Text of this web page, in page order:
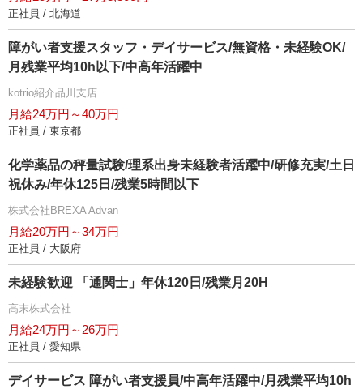
正社員 / 北海道
障がい者支援スタッフ・デイサービス/無資格・未経験OK/
月残業平均10h以下/中高年活躍中
kotrio紹介品川支店
月給24万円～40万円
正社員 / 東京都
化学薬品の秤量試験/理系出身未経験者活躍中/研修充実/土日
祝休み/年休125日/残業5時間以下
株式会社BREXA Advan
月給20万円～34万円
正社員 / 大阪府
未経験歓迎 「通関士」年休120日/残業月20H
高末株式会社
月給24万円～26万円
正社員 / 愛知県
デイサービス 障がい者支援員/中高年活躍中/月残業平均10h